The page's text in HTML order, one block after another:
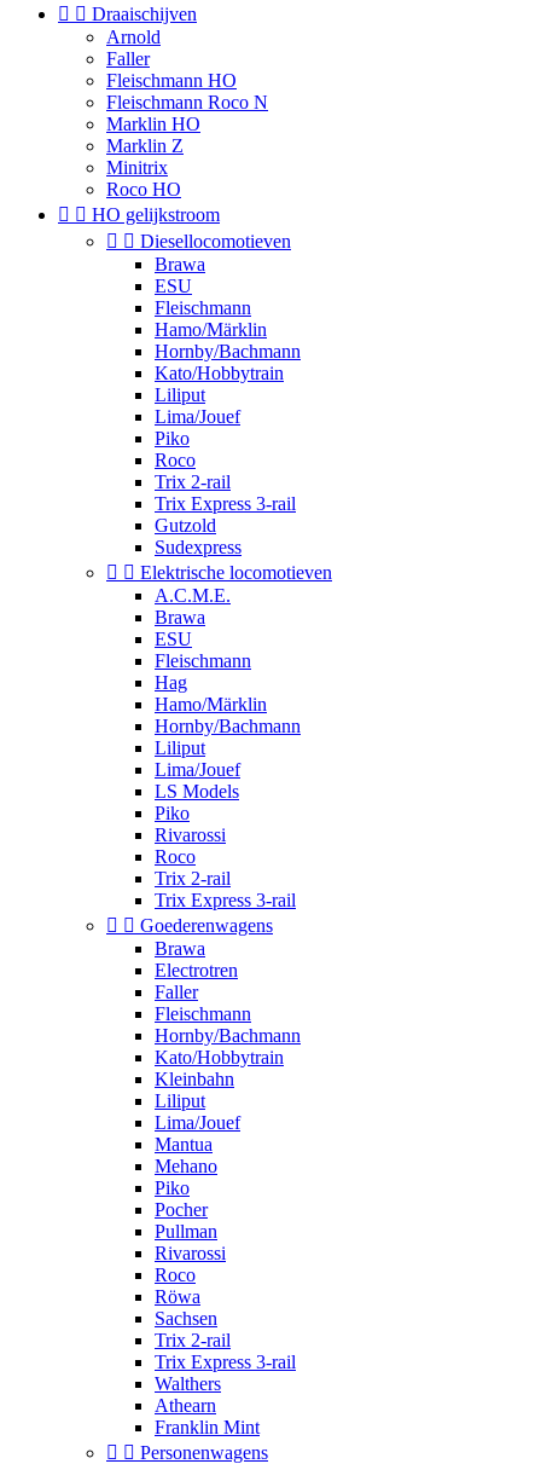
  Draaischijven
Arnold
Faller
Fleischmann HO
Fleischmann Roco N
Marklin HO
Marklin Z
Minitrix
Roco HO
  HO gelijkstroom
  Diesellocomotieven
Brawa
ESU
Fleischmann
Hamo/Märklin
Hornby/Bachmann
Kato/Hobbytrain
Liliput
Lima/Jouef
Piko
Roco
Trix 2-rail
Trix Express 3-rail
Gutzold
Sudexpress
  Elektrische locomotieven
A.C.M.E.
Brawa
ESU
Fleischmann
Hag
Hamo/Märklin
Hornby/Bachmann
Liliput
Lima/Jouef
LS Models
Piko
Rivarossi
Roco
Trix 2-rail
Trix Express 3-rail
  Goederenwagens
Brawa
Electrotren
Faller
Fleischmann
Hornby/Bachmann
Kato/Hobbytrain
Kleinbahn
Liliput
Lima/Jouef
Mantua
Mehano
Piko
Pocher
Pullman
Rivarossi
Roco
Röwa
Sachsen
Trix 2-rail
Trix Express 3-rail
Walthers
Athearn
Franklin Mint
  Personenwagens